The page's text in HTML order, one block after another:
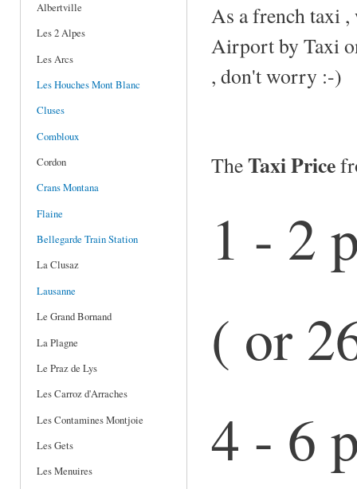
Albertville
Les 2 Alpes
Les Arcs
Les Houches Mont Blanc
Cluses
Combloux
Cordon
Crans Montana
Flaine
Bellegarde Train Station
La Clusaz
Lausanne
Le Grand Bornand
La Plagne
Le Praz de Lys
Les Carroz d'Arraches
Les Contamines Montjoie
Les Gets
Les Menuires
As a french taxi
Airport by Taxi
, don't worry :-)
TheTaxi Price
1 - 2
( or
4 - 6